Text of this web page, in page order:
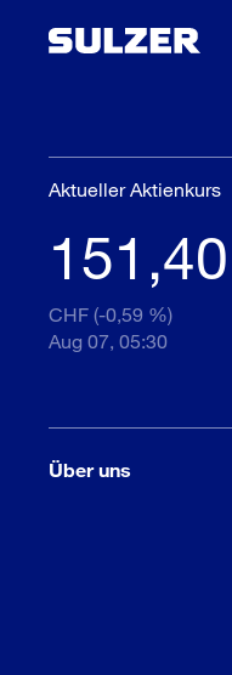
Aktueller Aktienkurs
151,40
CHF (-0,59 %)
Aug 07, 05:30
Über uns